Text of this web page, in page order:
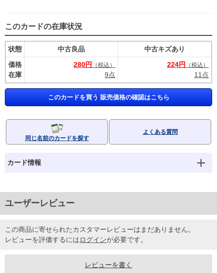
このカードの在庫状況
状態
価格
在庫
中古良品
280円
（税込）
9点
中古キズあり
224円
（税込）
11点
このカードを買う 販売価格の確認はこちら
同じ名前のカードを探す
よくある質問
カード情報
ユーザーレビュー
この商品に寄せられたカスタマーレビューはまだありません。
レビューを評価するにはログインが必要です。
レビューを書く